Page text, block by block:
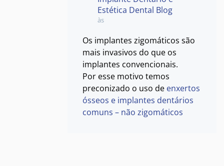
Estética Dental Blog
às
Os implantes zigomáticos são
mais invasivos do que os
implantes convencionais.
Por esse motivo temos
preconizado o uso de enxertos
ósseos e implantes dentários
comuns – não zigomáticos